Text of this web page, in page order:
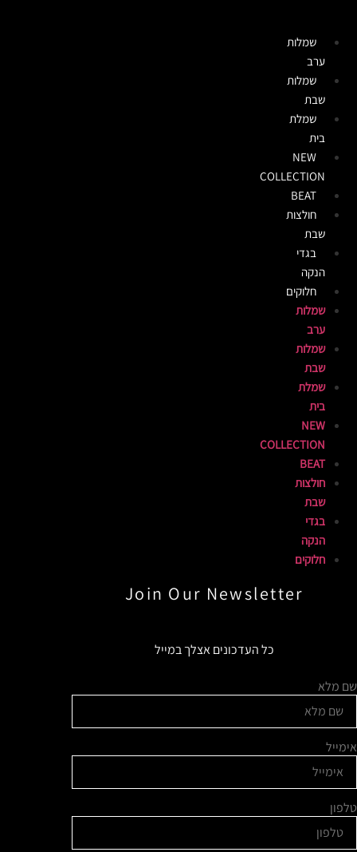
שמלות
ערב
שמלות
שבת
שמלת
בית
NEW
COLLECTION
BEAT
חולצות
שבת
בגדי
הנקה
חלוקים
שמלות
ערב
שמלות
שבת
שמלת
בית
NEW
COLLECTION
BEAT
חולצות
שבת
בגדי
הנקה
חלוקים
Join Our Newsletter​
כל העדכונים אצלך במייל
שם מלא
אימייל
טלפון